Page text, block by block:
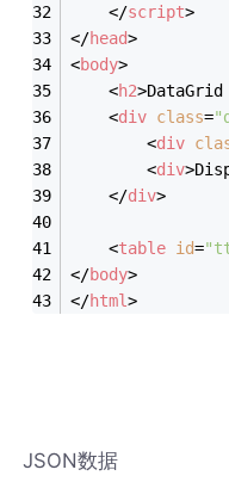
</script>
</head>
<body>
<h2>
<div class=
<div
<div>
</div>
<table id=
</body>
</html>
JSON数据